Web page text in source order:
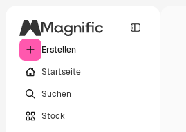
Erstellen
Startseite
Suchen
Stock